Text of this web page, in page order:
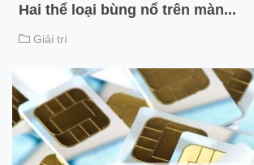
Hai thể loại bùng nổ trên màn...
Giải trí